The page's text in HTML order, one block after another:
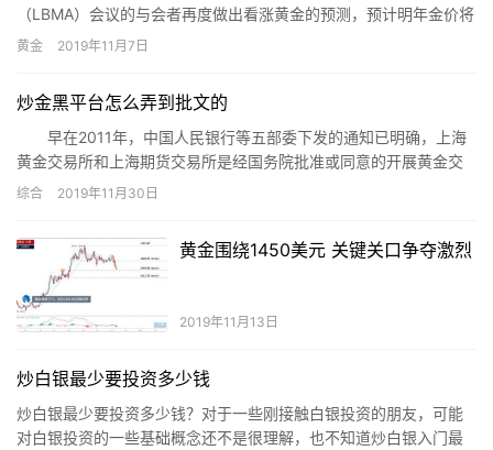
（LBMA）会议的与会者再度做出看涨黄金的预测，预计明年金价将
继续走高，突破1600美元/盎司。
黄金 2019年11月7日
炒金黑平台怎么弄到批文的
早在2011年，中国人民银行等五部委下发的通知已明确，上海
黄金交易所和上海期货交易所是经国务院批准或同意的开展黄金交
易的交易所，任何地方、机构或个人均不得另设立黄金交易所(交易
综合 2019年11月30日
黄金围绕1450美元 关键关口争夺激烈
2019年11月13日
炒白银最少要投资多少钱
炒白银最少要投资多少钱？对于一些刚接触白银投资的朋友，可能
对白银投资的一些基础概念还不是很理解，也不知道炒白银入门最